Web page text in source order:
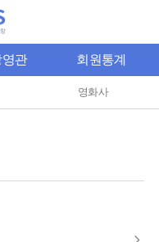
관 회원통계
영화사